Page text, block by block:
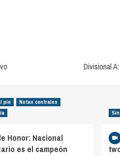
Divisional
pie
Notas centrales
Honor: Nacional
es el campeón